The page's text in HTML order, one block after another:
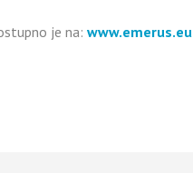
je na: www.emerus.eu